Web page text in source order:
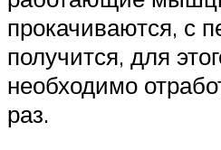
прокачиваются, с
получится, для
необходимо
раз.